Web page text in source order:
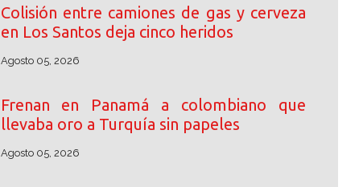
Colisión entre camiones de gas y cerveza
en Los Santos deja cinco heridos
Agosto 05, 2026
Frenan en Panamá a colombiano que
llevaba oro a Turquía sin papeles
Agosto 05, 2026